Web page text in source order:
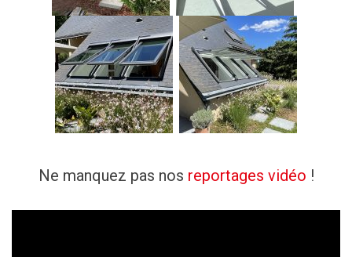
Ne manquez pas nos reportages vidéo !